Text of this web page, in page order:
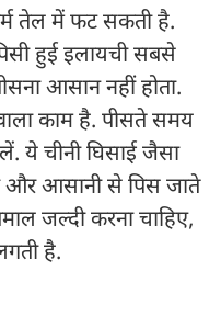
तेल में फट सकती है.
हुई इलायची सबसे
आसान नहीं होता.
काम है. पीसते समय
ये चीनी घिसाई जैसा
और आसानी से पिस जाते
जल्दी करना चाहिए,
है.